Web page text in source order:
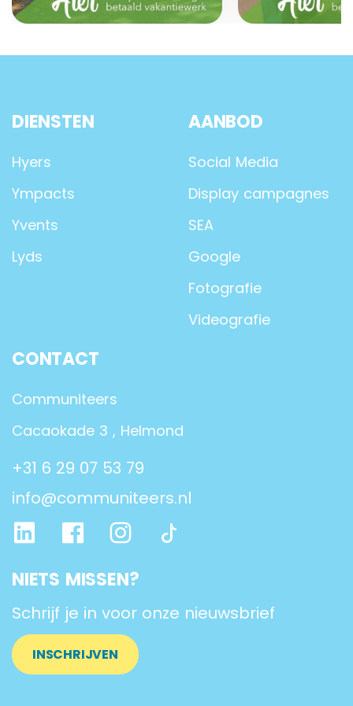
DIENSTEN
Hyers
Ympacts
Yvents
Lyds
AANBOD
Social Media
Display campagnes
SEA
Google
Fotografie
Videografie
CONTACT
Communiteers
Cacaokade 3 , Helmond
+31 6 29 07 53 79
info@communiteers.nl
NIETS MISSEN?
Schrijf je in voor onze nieuwsbrief
INSCHRIJVEN